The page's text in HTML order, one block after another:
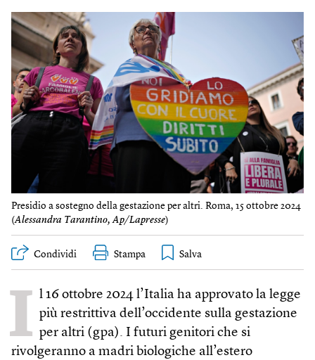
Presidio a sostegno della gestazione per altri. Roma, 15 ottobre 2024
(Alessandra Tarantino, Ap/Lapresse)
Condividi Stampa
I l 16 ottobre 2024 l’Italia ha approvato la legge
più restrittiva dell’occidente sulla gestazione
per altri (gpa). I futuri genitori che si
rivolgeranno a madri biologiche all’estero